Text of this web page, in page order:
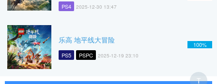
PS4 2025-12-30 13:47
乐高 地平线大冒险
PS5 PSPC 2025-12-19 23:10
100%
T